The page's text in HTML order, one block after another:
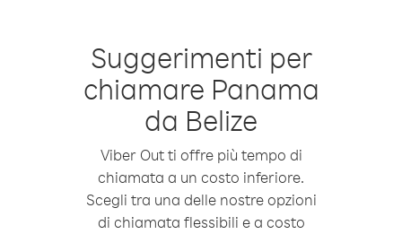
Suggerimenti per
chiamare Panama
da Belize
Viber Out ti offre più tempo di
chiamata a un costo inferiore.
Scegli tra una delle nostre opzioni
di chiamata flessibili e a costo